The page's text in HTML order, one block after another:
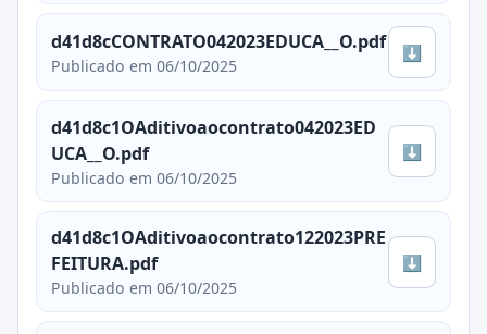
d41d8cCONTRATO042023EDUCA__O.pdf
Publicado em 06/10/2025
⬇
d41d8c1OAditivoaocontrato042023ED
UCA__O.pdf
Publicado em 06/10/2025
⬇
d41d8c1OAditivoaocontrato122023PRE
FEITURA.pdf
Publicado em 06/10/2025
⬇